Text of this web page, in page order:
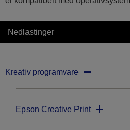
Nedlastinger
Kreativ programvare
Epson Creative Print